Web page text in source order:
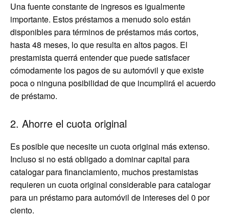
Una fuente constante de ingresos es igualmente
importante. Estos préstamos a menudo solo están
disponibles para términos de préstamos más cortos,
hasta 48 meses, lo que resulta en altos pagos. El
prestamista querrá entender que puede satisfacer
cómodamente los pagos de su automóvil y que existe
poca o ninguna posibilidad de que incumplirá el acuerdo
de préstamo.
2. Ahorre el cuota original
Es posible que necesite un cuota original más extenso.
Incluso si no está obligado a dominar capital para
catalogar para financiamiento, muchos prestamistas
requieren un cuota original considerable para catalogar
para un préstamo para automóvil de intereses del 0 por
ciento.